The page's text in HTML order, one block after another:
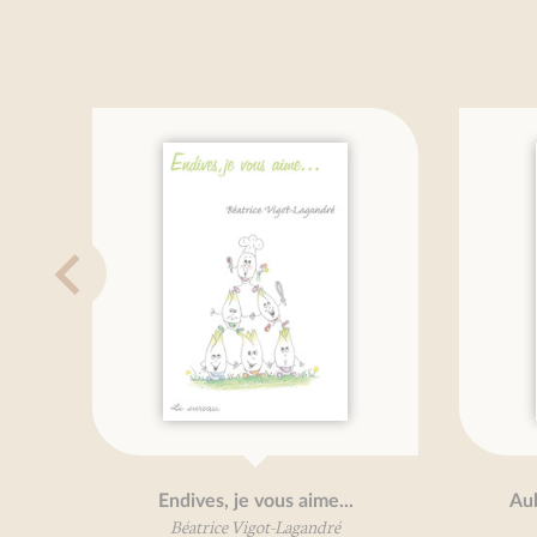
Endives, je vous aime...
Béatrice Vigot-Lagandré